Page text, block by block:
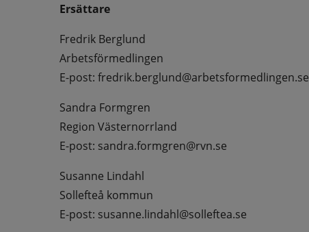
Ersättare
Fredrik Berglund
Arbetsförmedlingen
E-post: fredrik.berglund@arbetsformedlingen.se
Sandra Formgren
Region Västernorrland
E-post: sandra.formgren@rvn.se
Susanne Lindahl
Sollefteå kommun
E-post: susanne.lindahl@solleftea.se